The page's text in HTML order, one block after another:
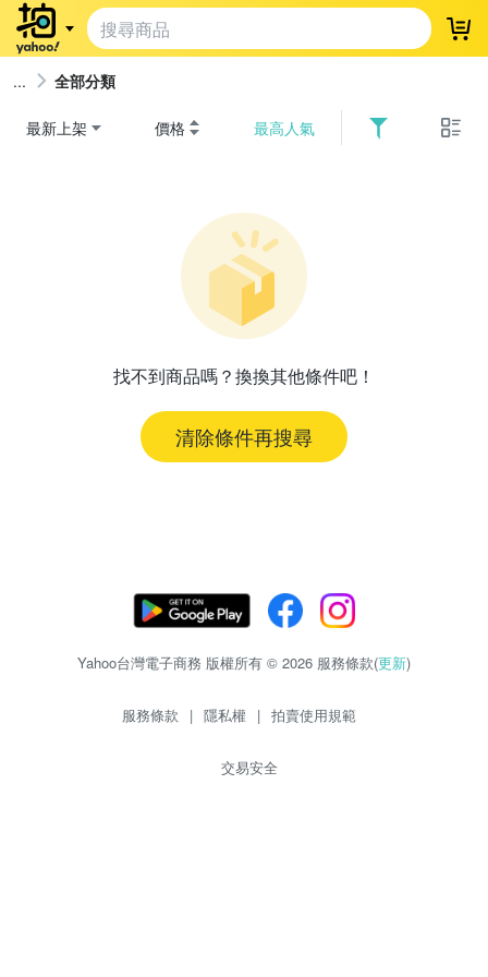
登
全部分類
最新上架 價格 最高人氣
找不到商品嗎？換換其他條件吧！
清除條件再搜尋
Yahoo台灣電子商務 版權所有 © 2026 服務條款(更新)
服務條款 | 隱私權 | 拍賣使用規範
交易安全